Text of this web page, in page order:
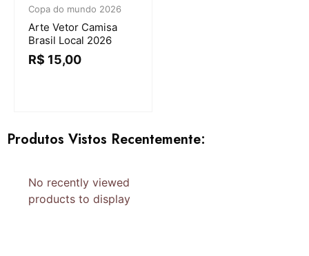
Copa do mundo 2026
Arte Vetor Camisa
Brasil Local 2026
R$ 15,00
Produtos Vistos Recentemente:
No recently viewed
products to display